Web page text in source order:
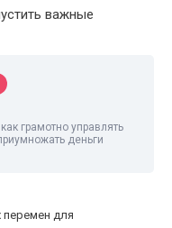
важные
грамотно управлять
деньги
перемен для